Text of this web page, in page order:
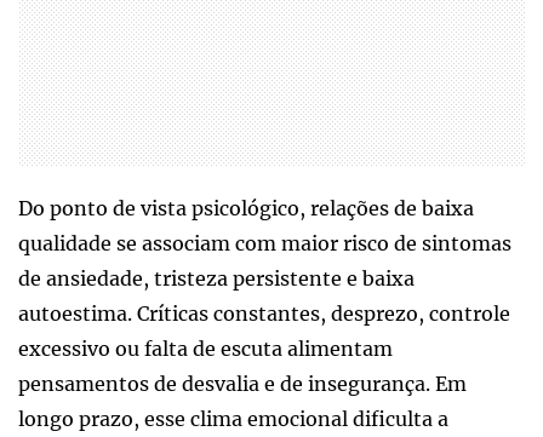
Do ponto de vista psicológico, relações de baixa
qualidade se associam com maior risco de sintomas
de ansiedade, tristeza persistente e baixa
autoestima. Críticas constantes, desprezo, controle
excessivo ou falta de escuta alimentam
pensamentos de desvalia e de insegurança. Em
longo prazo, esse clima emocional dificulta a